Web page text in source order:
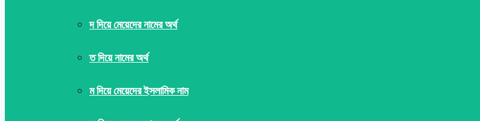
দ দিয়ে মেয়েদের নামের অর্থ
ত দিয়ে নামের অর্থ
ম দিয়ে মেয়েদের ইসলামিক নাম